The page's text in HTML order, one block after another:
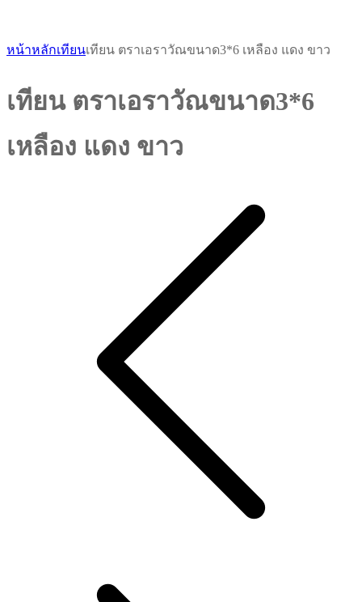
หน้าหลักเทียนเทียน ตราเอราวัณขนาด3*6 เหลือง แดง ขาว
เทียน ตราเอราวัณขนาด3*6
เหลือง แดง ขาว